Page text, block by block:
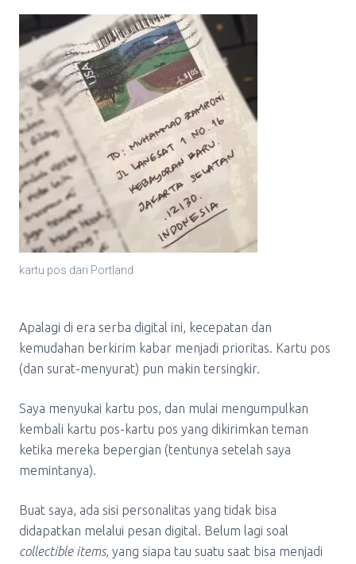
kartu pos dari Portland
Apalagi di era serba digital ini, kecepatan dan
kemudahan berkirim kabar menjadi prioritas. Kartu pos
(dan surat-menyurat) pun makin tersingkir.
Saya menyukai kartu pos, dan mulai mengumpulkan
kembali kartu pos-kartu pos yang dikirimkan teman
ketika mereka bepergian (tentunya setelah saya
memintanya).
Buat saya, ada sisi personalitas yang tidak bisa
didapatkan melalui pesan digital. Belum lagi soal
collectible items, yang siapa tau suatu saat bisa menjadi